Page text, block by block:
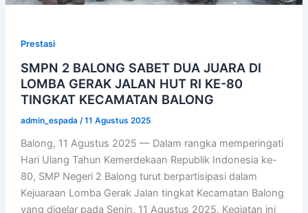
Prestasi
SMPN 2 BALONG SABET DUA JUARA DI
LOMBA GERAK JALAN HUT RI KE-80
TINGKAT KECAMATAN BALONG
admin_espada /11 Agustus 2025
Balong, 11 Agustus 2025 — Dalam rangka memperingati
Hari Ulang Tahun Kemerdekaan Republik Indonesia ke-
80, SMP Negeri 2 Balong turut berpartisipasi dalam
Kejuaraan Lomba Gerak Jalan tingkat Kecamatan Balong
yang digelar pada Senin, 11 Agustus 2025. Kegiatan ini